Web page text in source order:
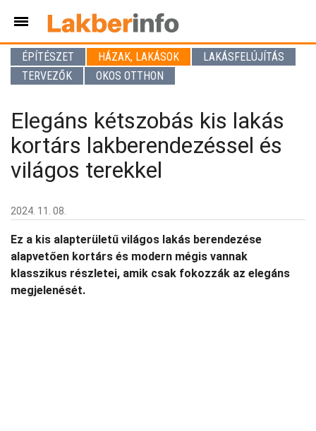
ÉPÍTÉSZET HÁZAK, LAKÁSOK
LAKÁSFELÚJÍTÁS
TERVEZŐK
OKOS OTTHON
Elegáns kétszobás kis lakás
kortárs lakberendezéssel és
világos terekkel
2024. 11. 08.
Ez a kis alapterületű világos lakás berendezése
alapvetően kortárs és modern mégis vannak
klasszikus részletei, amik csak fokozzák az elegáns
megjelenését.